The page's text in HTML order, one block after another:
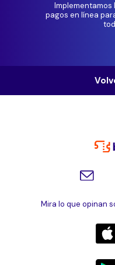
Implementamos
pagos en línea
Mira lo que opinan